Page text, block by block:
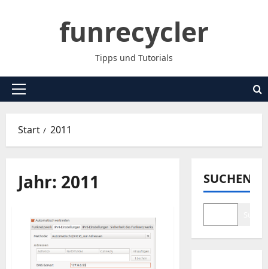
funrecycler
Tipps und Tutorials
Primäres
Start 2011
Jahr: 2011 SUCHEN